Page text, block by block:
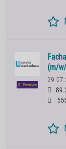
Premium
(m/